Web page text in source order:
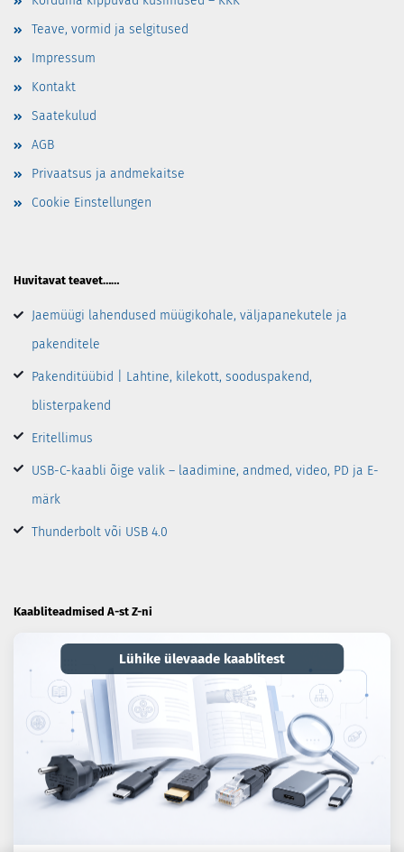
Teave, vormid ja selgitused
Impressum
Kontakt
Saatekulud
AGB
Privaatsus ja andmekaitse
Cookie Einstellungen
Huvitavat teavet……
Jaemüügi lahendused müügikohale, väljapanekutele ja
pakenditele
Pakenditüübid | Lahtine, kilekott, sooduspakend,
blisterpakend
Eritellimus
USB-C-kaabli õige valik – laadimine, andmed, video, PD ja E-
märk
Thunderbolt või USB 4.0
Kaabliteadmised A-st Z-ni
Lühike ülevaade kaablitest